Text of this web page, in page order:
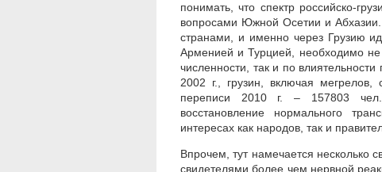
понимать, что спектр российско-
вопросами Южной Осетии и
странами, и именно через Грузию
Арменией и Турцией, необходимо не
численности, так и по
2002 г., грузин, включая
переписи 2010 г. – 157803
восстановление нормального
интересах как народов, так и
Впрочем, тут намечается несколько
свидетелями более чем нервной